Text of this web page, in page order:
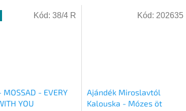
- EVERY
YOU
Kód: 38/4 R
Ajándék Miroslavtól
Kalouska - Mózes öt
Kód: 202635